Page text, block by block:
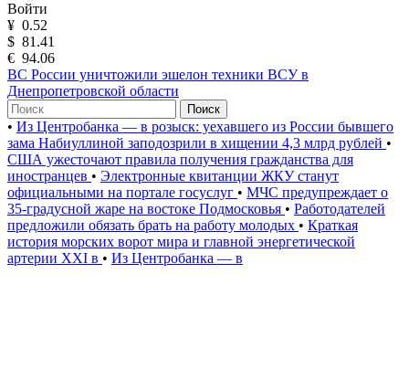
Войти
¥ 0.52
$ 81.41
€ 94.06
ВС России уничтожили эшелон техники ВСУ в
Днепропетровской области
Поиск
• Из Центробанка — в розыск: уехавшего из России бывшего
зама Набиуллиной заподозрили в хищении 4,3 млрд рублей •
США ужесточают правила получения гражданства для
иностранцев • Электронные квитанции ЖКУ станут
официальными на портале госуслуг • МЧС предупреждает о
35-градусной жаре на востоке Подмосковья • Работодателей
предложили обязать брать на работу молодых • Краткая
история морских ворот мира и главной энергетической
артерии XXI в • Из Центробанка — в